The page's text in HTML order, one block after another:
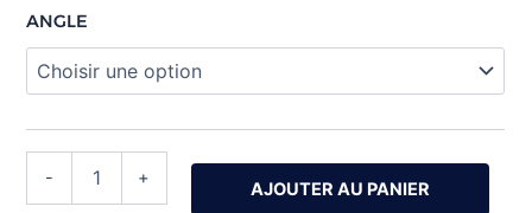
ANGLE
- +
AJOUTER AU PANIER